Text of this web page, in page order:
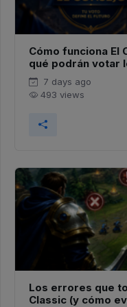
Cómo funciona El
qué podrán votar
7 days ago
493 views
Los errores que
Classic (y cómo